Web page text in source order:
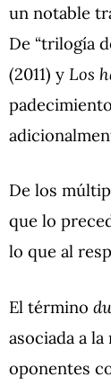
un notable
De “trilogía
(2011) y Los
De los
que lo
lo que al
El término
asociada a
oponentes